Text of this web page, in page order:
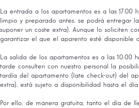
La entrada a los apartamentos es a las 17:00
limpio y preparado antes, se podrá entregar
suponer un coste extra). Aunque lo soliciten
garantizar el que el aparento esté disponible
La salida de los apartamentos es a las 10:00
tarde consulten con nuestro personal la
tardía del apartamento (late check-out) del
extra), está sujeto a disponibilidad hasta el
Por ello, de manera gratuita, tanto el día de